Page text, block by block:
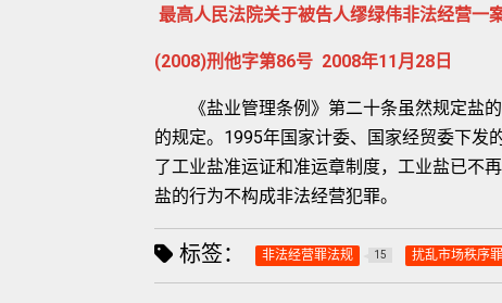
最高人民法院关于被告人缪绿伟非法经营一
(2008)刑他字第86号 2008年11月28日
《盐业管理条例》第二十条虽然规定盐的
的规定。1995年国家计委、国家经贸委下发
了工业盐准运证和准运章制度，工业盐已不
盐的行为不构成非法经营犯罪。
标签： 非法经营罪法规 15 扰乱市场秩序